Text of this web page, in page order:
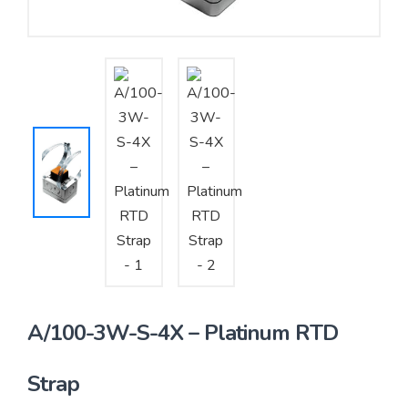
Tư vấn – Thiết kế – Cung cấp thiết bị HVAC
Tư vấn thiết kế, thi công tủ điều khiển
Thi công – Lắp đặt hệ thống HVAC
A/100-3W-S-4X – Platinum RTD
Strap